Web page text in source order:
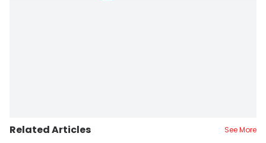
Related Articles See More